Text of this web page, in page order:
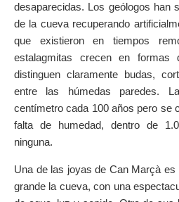
desaparecidas. Los geólogos han
de la cueva recuperando
que existieron en tiempos
estalagmitas crecen en
distinguen claramente budas,
entre las húmedas paredes.
centímetro cada 100 años pero se
falta de humedad, dentro de
ninguna.
Una de las joyas de Can Marçà
grande la cueva, con una